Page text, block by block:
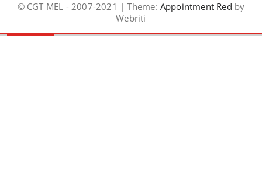
© CGT MEL - 2007-2021 | Theme: Appointment Red by
Webriti